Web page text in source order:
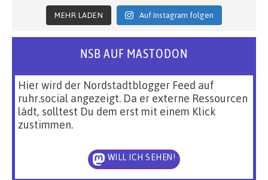
MEHR LADEN Auf Instagram folgen
NSB AUF MASTODON
Hier wird der Nordstadtblogger Feed auf
ruhr.social angezeigt. Da er externe Ressourcen
lädt, solltest Du dem erst mit einem Klick
zustimmen.
WILL ICH SEHEN!